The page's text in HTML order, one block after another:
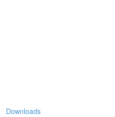
Downloads